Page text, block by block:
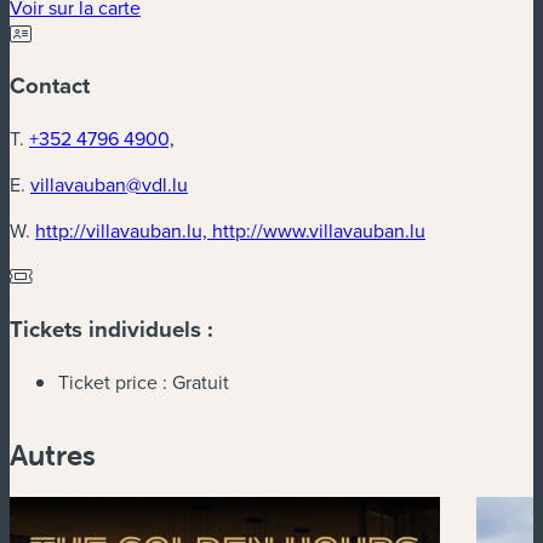
Voir sur la carte(nouvelle fenêtre)
Contact
T. +352 4796 4900,
E. villavauban@vdl.lu
W. http://villavauban.lu, http://www.villavauban.lu
Tickets individuels :
Ticket price : Gratuit
Autres